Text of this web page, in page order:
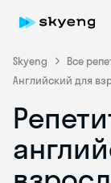
Skyeng Все
Английский для